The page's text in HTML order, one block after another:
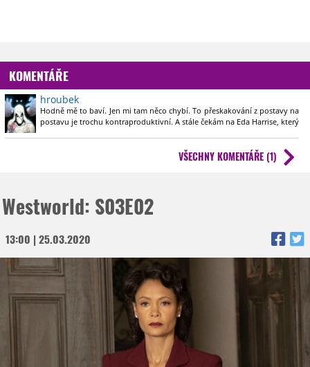
KOMENTÁŘE
hroubek
Hodně mě to baví. Jen mi tam něco chybí. To přeskakování z postavy na
postavu je trochu kontraproduktivní. A stále čekám na Eda Harrise, který
VŠECHNY KOMENTÁŘE (1)
Westworld: S03E02
13:00 | 25.03.2020